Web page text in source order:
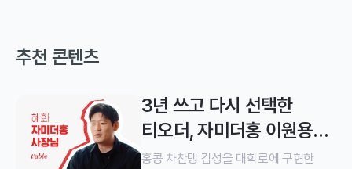
추천 콘텐츠
3년 쓰고 다시 선택한
티오더, 자미더홍 이원용
사장님
홍콩 차찬탱 감성을 대학로에 구현한